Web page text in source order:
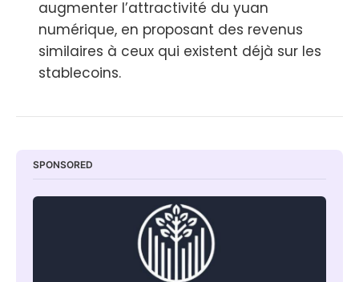
augmenter l’attractivité du yuan
numérique, en proposant des revenus
similaires à ceux qui existent déjà sur les
stablecoins.
SPONSORED